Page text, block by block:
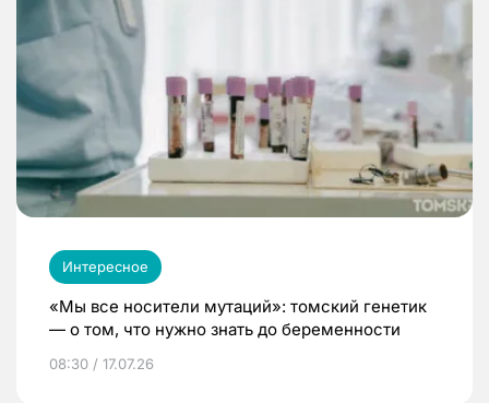
Интересное
«Мы все носители мутаций»: томский генетик
— о том, что нужно знать до беременности
08:30 / 17.07.26